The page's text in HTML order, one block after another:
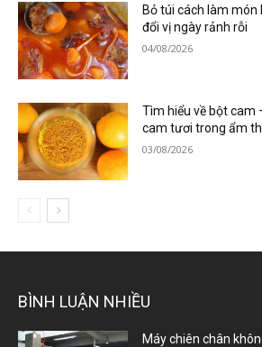
Bỏ túi cách làm món
đổi vị ngày rảnh rỗi
04/08/2026
Tìm hiểu về bột cam
cam tươi trong ẩm
03/08/2026
BÌNH LUẬN NHIỀU
Máy chiên chân